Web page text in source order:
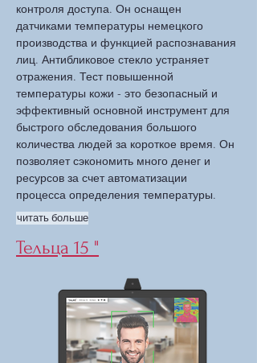
контроля доступа. Он оснащен
датчиками температуры немецкого
производства и функцией распознавания
лиц. Антибликовое стекло устраняет
отражения. Тест повышенной
температуры кожи - это безопасный и
эффективный основной инструмент для
быстрого обследования большого
количества людей за короткое время. Он
позволяет сэкономить много денег и
ресурсов за счет автоматизации
процесса определения температуры.
читать больше
Тельца 15 "